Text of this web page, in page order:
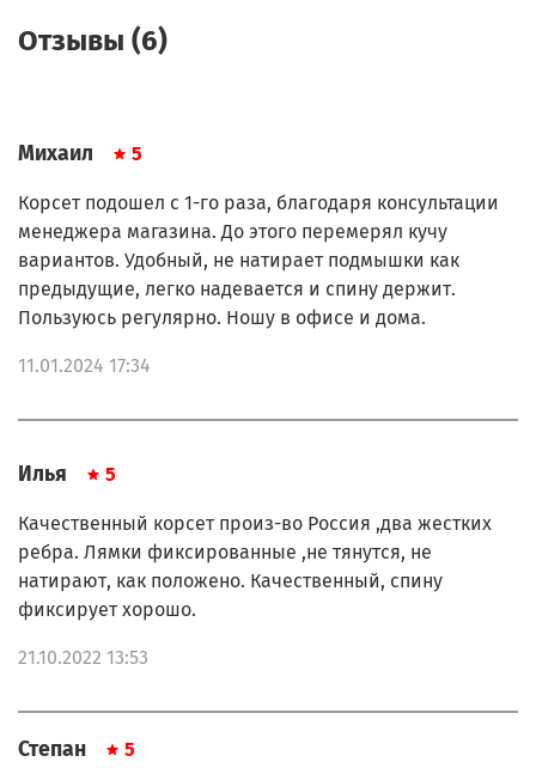
Отзывы (6)
Михаил 5
Корсет подошел с 1-го раза, благодаря консультации
менеджера магазина. До этого перемерял кучу
вариантов. Удобный, не натирает подмышки как
предыдущие, легко надевается и спину держит.
Пользуюсь регулярно. Ношу в офисе и дома.
11.01.2024 17:34
Илья 5
Качественный корсет произ-во Россия ,два жестких
ребра. Лямки фиксированные ,не тянутся, не
натирают, как положено. Качественный, спину
фиксирует хорошо.
21.10.2022 13:53
Степан 5